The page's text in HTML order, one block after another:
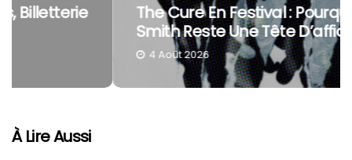
The Cure En Festival : Pourquoi Robert
Smith Reste Une Tête D’affiche À Part
À Lire Aussi